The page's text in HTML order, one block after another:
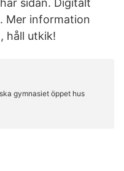
sidan. Digitalt
Mer information
håll utkik!